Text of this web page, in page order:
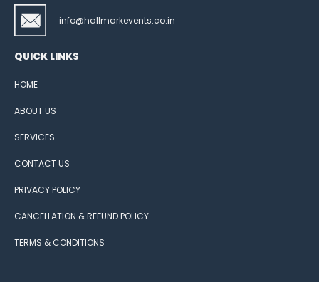
info@hallmarkevents.co.in
QUICK LINKS
HOME
ABOUT US
SERVICES
CONTACT US
PRIVACY POLICY
CANCELLATION & REFUND POLICY
TERMS & CONDITIONS